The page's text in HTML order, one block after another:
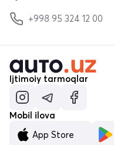
+998 95 324 12 00
Ijtimoiy tarmoqlar
Mobil ilova
App Store